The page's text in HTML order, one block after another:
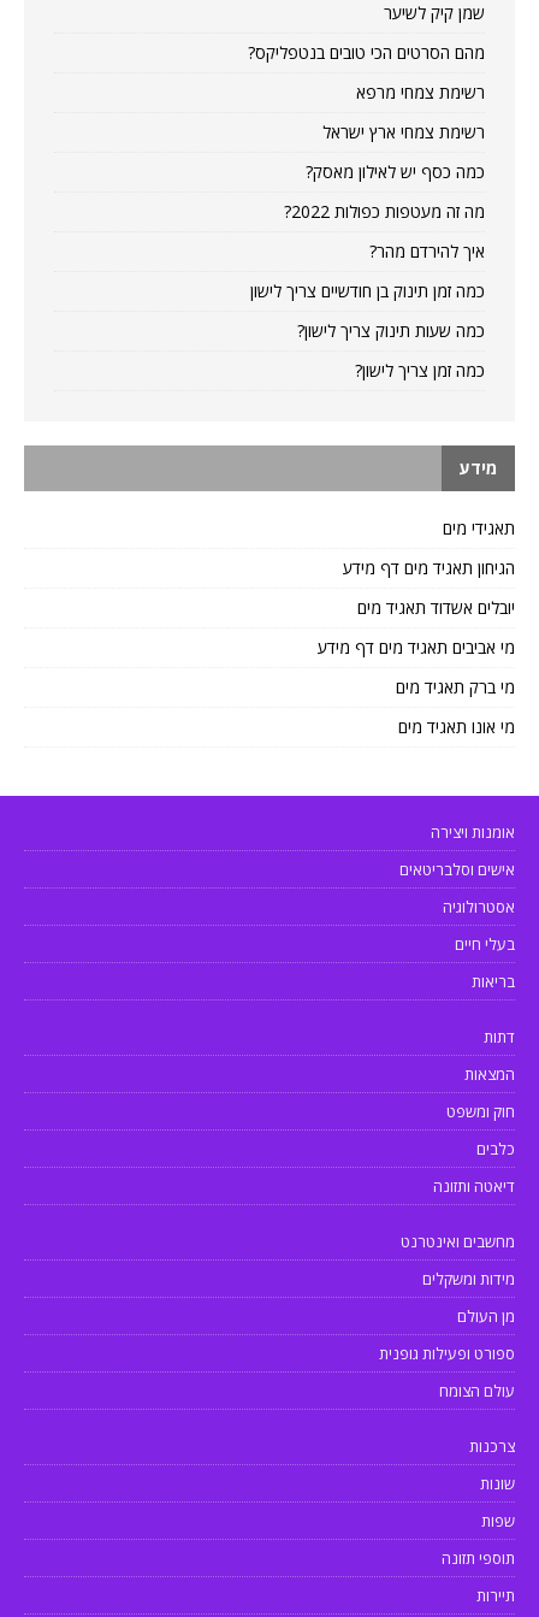
שמן קיק לשיער
מהם הסרטים הכי טובים בנטפליקס?
רשימת צמחי מרפא
רשימת צמחי ארץ ישראל
כמה כסף יש לאילון מאסק?
מה זה מעטפות כפולות 2022?
איך להירדם מהר?
כמה זמן תינוק בן חודשיים צריך לישון
כמה שעות תינוק צריך לישון?
כמה זמן צריך לישון?
מידע
תאגידי מים
הגיחון תאגיד מים דף מידע
יובלים אשדוד תאגיד מים
מי אביבים תאגיד מים דף מידע
מי ברק תאגיד מים
מי אונו תאגיד מים
אומנות ויצירה
אישים וסלבריטאים
אסטרולוגיה
בעלי חיים
בריאות
דתות
המצאות
חוק ומשפט
כלבים
דיאטה ותזונה
מחשבים ואינטרנט
מידות ומשקלים
מן העולם
ספורט ופעילות גופנית
עולם הצומח
צרכנות
שונות
שפות
תוספי תזונה
תיירות